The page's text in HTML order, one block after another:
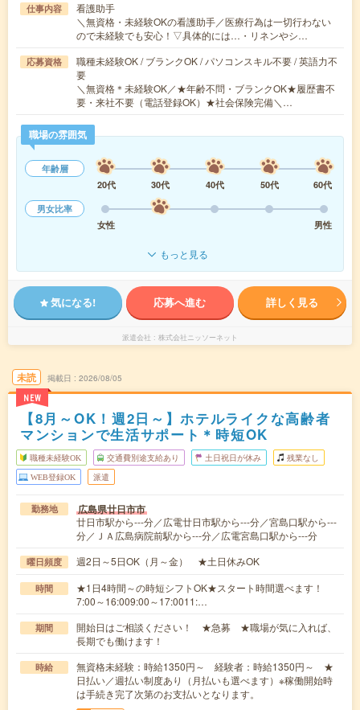
仕事内容
看護助手
＼無資格・未経験OKの看護助手／医療行為は一切行わない
ので未経験でも安心！▽具体的には…・リネンやシ…
応募資格
職種未経験OK / ブランクOK / パソコンスキル不要 / 英語力不
要
＼無資格＊未経験OK／★年齢不問・ブランクOK★履歴書不
要・来社不要（電話登録OK）★社会保険完備＼…
職場の雰囲気
年齢層
20代
30代 40代 50代
60代
男女比率
女性
男性
もっと見る
気になる! 応募へ進む 詳しく見る
派遣会社 株式会社ニッソーネット
未読
NEW
掲載日 2026/08/05
【8月～OK！週2日～】ホテルライクな高齢者
マンションで生活サポート＊時短OK
職種未経験OK 交通費別途支給あり 土日祝日が休み 残業なし
WEB登録OK 派遣
勤務地 広島県廿日市市
廿日市駅から---分／広電廿日市駅から---分／宮島口駅から---
分／ＪＡ広島病院前駅から---分／広電宮島口駅から---分
曜日頻度 週2日～5日OK（月～金） ★土日休みOK
時間
★1日4時間～の時短シフトOK★スタート時間選べます！
7:00～16:009:00～17:0011:…
期間
開始日はご相談ください！ ★急募 ★職場が気に入れば、
長期でも働けます！
時給
無資格未経験：時給1350円～ 経験者：時給1350円～ ★
日払い／週払い制度あり（月払いも選べます）※稼働開始時
は手続き完了次第のお支払いとなります。